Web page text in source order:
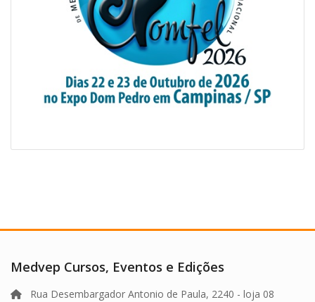
Medvep Cursos, Eventos e Edições
Rua Desembargador Antonio de Paula, 2240 - loja 08